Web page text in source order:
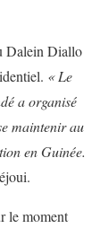
Dalein Diallo
« Le
a organisé
maintenir au
en Guinée.
le moment